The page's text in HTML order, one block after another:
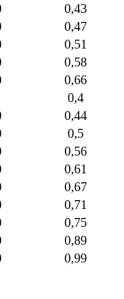
0,43
0,47
0,51
0,58
0,66
0,4
0,44
0,5
0,56
0,61
0,67
0,71
0,75
0,89
0,99